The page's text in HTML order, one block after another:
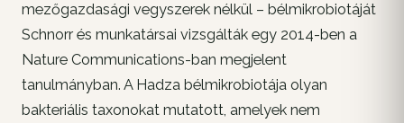
mezőgazdasági vegyszerek nélkül – bélmikrobiotáját
Schnorr és munkatársai vizsgálták egy 2014-ben a
Nature Communications-ban megjelent
tanulmányban. A Hadza bélmikrobiotája olyan
bakteriális taxonokat mutatott, amelyek nem